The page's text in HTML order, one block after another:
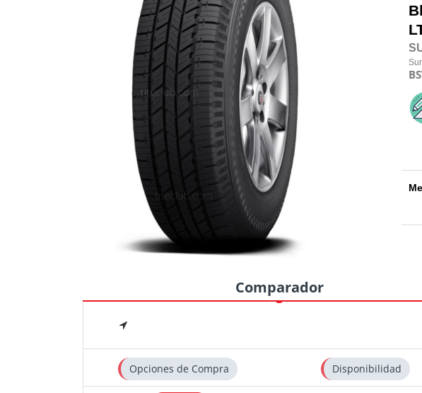
Comparador
Opciones de Compra Disponibilidad